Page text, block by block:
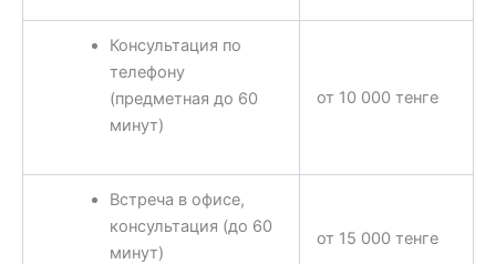
Консультация по
телефону
(предметная до 60
минут)
от 10 000 тенге
Встреча в офисе,
консультация (до 60
минут)
от 15 000 тенге